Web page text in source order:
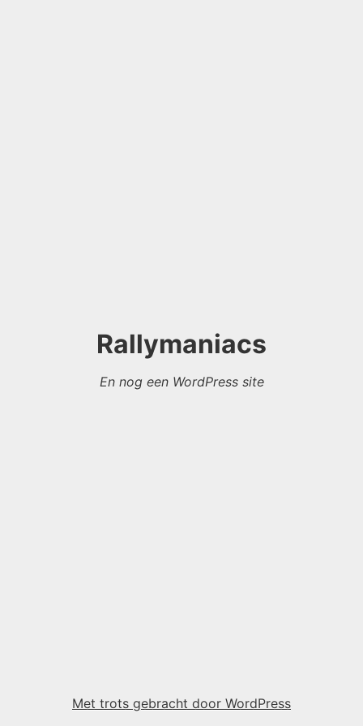
Rallymaniacs
En nog een WordPress site
Met trots gebracht door WordPress